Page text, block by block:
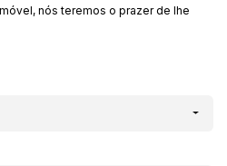
nós teremos o prazer de lhe